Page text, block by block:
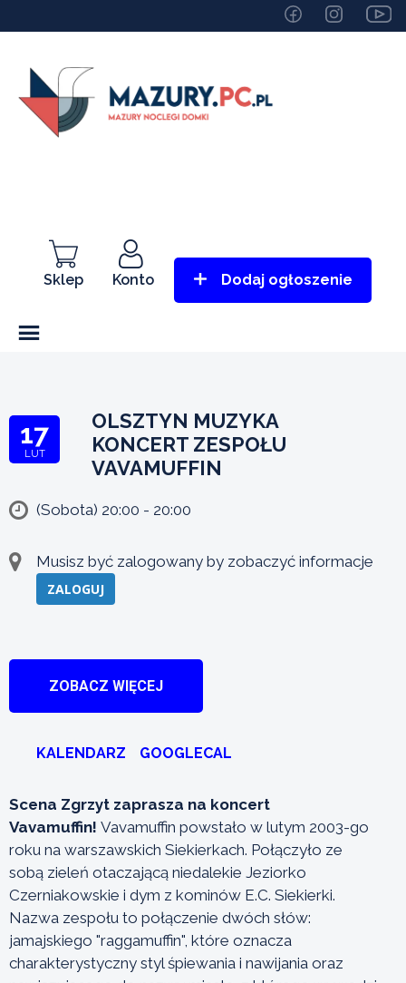
Sklep Konto Dodaj ogłoszenie
17
LUT
OLSZTYN MUZYKA
KONCERT ZESPOŁU
VAVAMUFFIN
(Sobota) 20:00 - 20:00
Musisz być zalogowany by zobaczyć informacje
ZALOGUJ
ZOBACZ WIĘCEJ
KALENDARZ GOOGLECAL
Scena Zgrzyt zaprasza na koncert
Vavamuffin! Vavamuffin powstało w lutym 2003-go
roku na warszawskich Siekierkach. Połączyło ze
sobą zieleń otaczającą niedalekie Jeziorko
Czerniakowskie i dym z kominów E.C. Siekierki.
Nazwa zespołu to połączenie dwóch słów:
jamajskiego "raggamuffin", które oznacza
charakterystyczny styl śpiewania i nawijania oraz